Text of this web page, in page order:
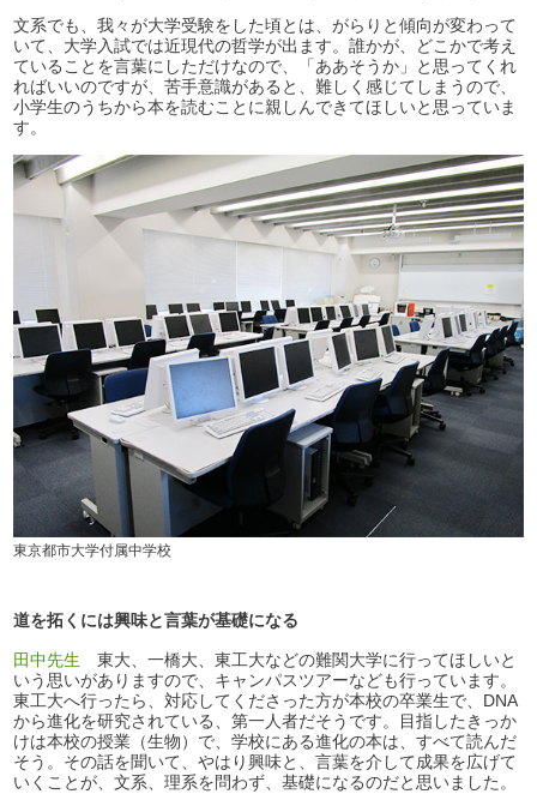
文系でも、我々が大学受験をした頃とは、がらりと傾向が変わって
いて、大学入試では近現代の哲学が出ます。誰かが、どこかで考え
ていることを言葉にしただけなので、「ああそうか」と思ってくれ
ればいいのですが、苦手意識があると、難しく感じてしまうので、
小学生のうちから本を読むことに親しんできてほしいと思っていま
す。
東京都市大学付属中学校
道を拓くには興味と言葉が基礎になる
田中先生 東大、一橋大、東工大などの難関大学に行ってほしいと
いう思いがありますので、キャンパスツアーなども行っています。
東工大へ行ったら、対応してくださった方が本校の卒業生で、DNA
から進化を研究されている、第一人者だそうです。目指したきっか
けは本校の授業（生物）で、学校にある進化の本は、すべて読んだ
そう。その話を聞いて、やはり興味と、言葉を介して成果を広げて
いくことが、文系、理系を問わず、基礎になるのだと思いました。